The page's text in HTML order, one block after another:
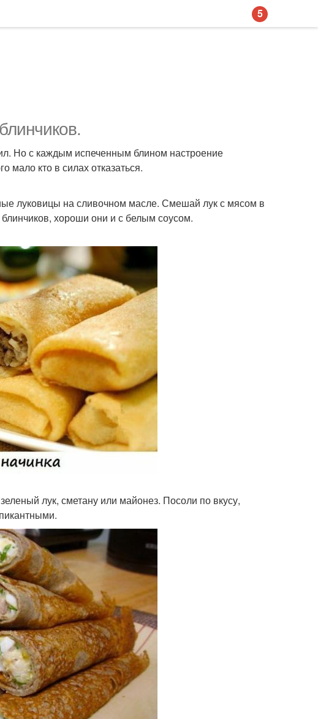
Но с каждым испеченным блином настроение
мало кто в силах отказаться.
луковицы на сливочном масле. Смешай лук с мясом в
хороши они и с белым соусом.
лук, сметану или майонез. Посоли по вкусу,
5